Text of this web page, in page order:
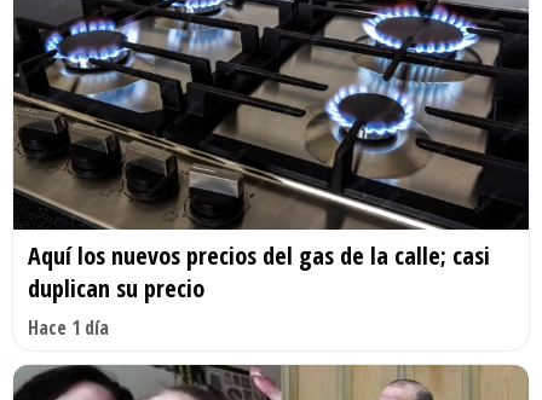
Aquí los nuevos precios del gas de la calle; casi
duplican su precio
Hace 1 día